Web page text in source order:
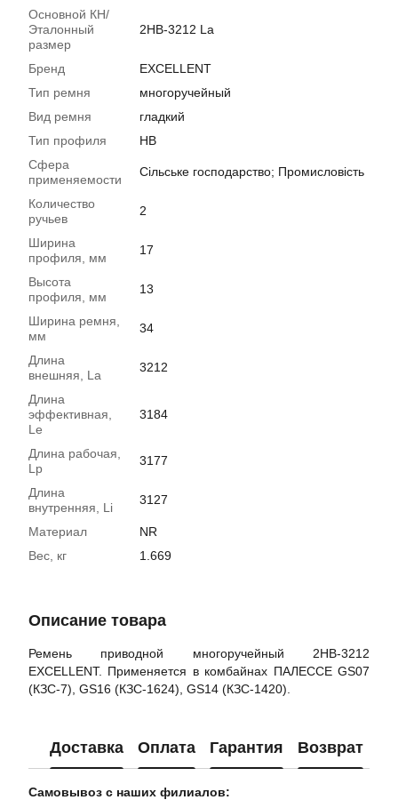
Основной КН/
Эталонный
размер
2НB-3212 La
Бренд
EXCELLENT
Тип ремня
многоручейный
Вид ремня
гладкий
Тип профиля
HB
Сфера
применяемости
Сільське господарство; Промисловість
Количество
ручьев
2
Ширина
профиля, мм
17
Высота
профиля, мм
13
Ширина ремня,
мм
34
Длина
внешняя, La
3212
Длина
эффективная,
Le
3184
Длина рабочая,
Lp
3177
Длина
внутренняя, Li
3127
Материал
NR
Вес, кг
1.669
Описание товара
Ремень приводной многоручейный 2НВ-3212
EXCELLENT. Применяется в комбайнах ПАЛЕССЕ GS07
(КЗС-7), GS16 (КЗС-1624), GS14 (КЗС-1420).
Доставка Оплата Гарантия Возврат
Самовывоз с наших филиалов: